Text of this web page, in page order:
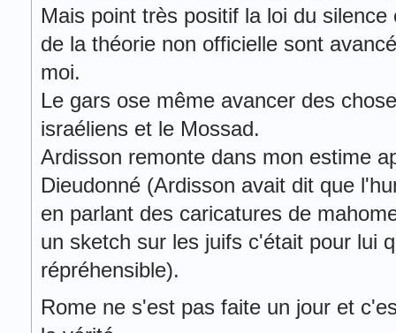
Mais point très positif la loi du
de la théorie non officielle sont
moi.
Le gars ose même avancer des
israéliens et le Mossad.
Ardisson remonte dans mon estime
Dieudonné (Ardisson avait dit que
en parlant des caricatures de
un sketch sur les juifs c'était pour lui
répréhensible).
Rome ne s'est pas faite un jour et